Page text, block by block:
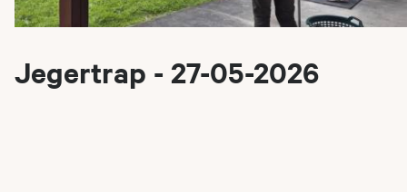
Jegertrap - 27-05-2026